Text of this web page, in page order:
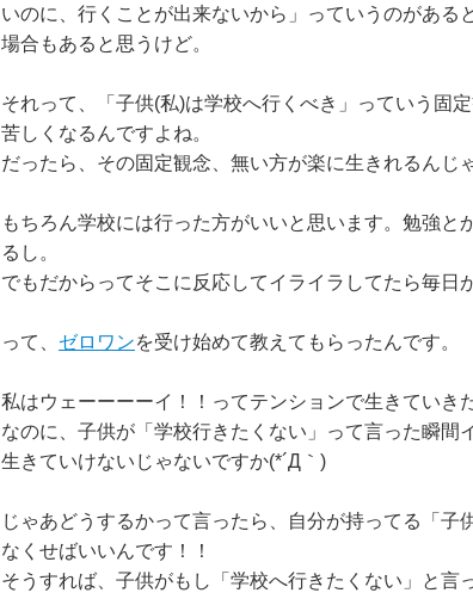
いのに、行くことが出来ないから」っていうのがある
場合もあると思うけど。
それって、「子供(私)は学校へ行くべき」っていう固
苦しくなるんですよね。
だったら、その固定観念、無い方が楽に生きれるんじ
もちろん学校には行った方がいいと思います。勉強と
るし。
でもだからってそこに反応してイライラしてたら毎日
って、 ゼロワンを受け始めて教えてもらったんです。
私はウェーーーーイ！！ってテンションで生きていき
なのに、子供が「学校行きたくない」って言った瞬間
生きていけないじゃないですか(*´Д｀)
じゃあどうするかって言ったら、自分が持ってる「子
なくせばいいんです！！
そうすれば、子供がもし「学校へ行きたくない」と言